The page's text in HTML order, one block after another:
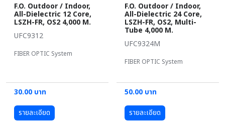
F.O. Outdoor / Indoor,
All-Dielectric 12 Core,
LSZH-FR, OS2 4,000 M.
UFC9312
FIBER OPTIC System
30.00 บาท
รายละเอียด
F.O. Outdoor / Indoor,
All-Dielectric 24 Core,
LSZH-FR, OS2, Multi-
Tube 4,000 M.
UFC9324M
FIBER OPTIC System
50.00 บาท
รายละเอียด